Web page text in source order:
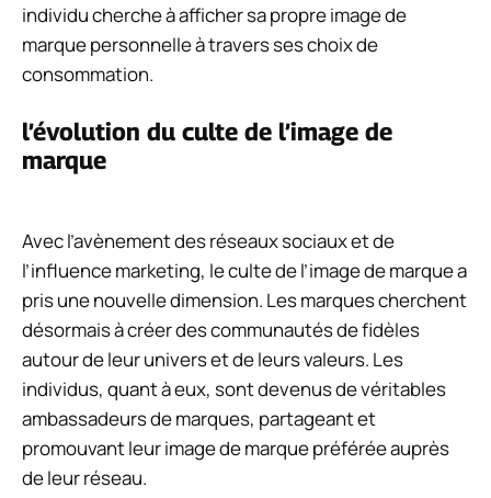
individu cherche à afficher sa propre image de
marque personnelle à travers ses choix de
consommation.
l’évolution du culte de l’image de
marque
Avec l’avènement des réseaux sociaux et de
l’influence marketing, le culte de l’image de marque a
pris une nouvelle dimension. Les marques cherchent
désormais à créer des communautés de fidèles
autour de leur univers et de leurs valeurs. Les
individus, quant à eux, sont devenus de véritables
ambassadeurs de marques, partageant et
promouvant leur image de marque préférée auprès
de leur réseau.